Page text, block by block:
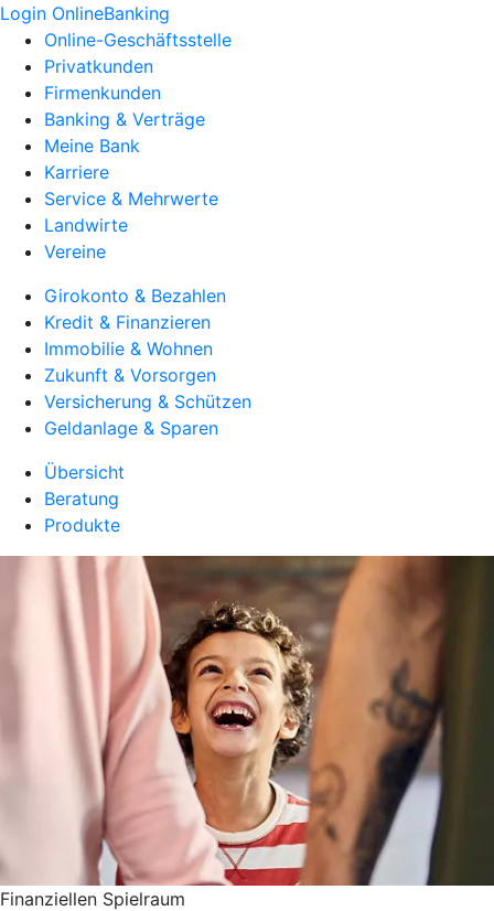
Login OnlineBanking
Online-Geschäftsstelle
Privatkunden
Firmenkunden
Banking & Verträge
Meine Bank
Karriere
Service & Mehrwerte
Landwirte
Vereine
Girokonto & Bezahlen
Kredit & Finanzieren
Immobilie & Wohnen
Zukunft & Vorsorgen
Versicherung & Schützen
Geldanlage & Sparen
Übersicht
Beratung
Produkte
Finanziellen Spielraum